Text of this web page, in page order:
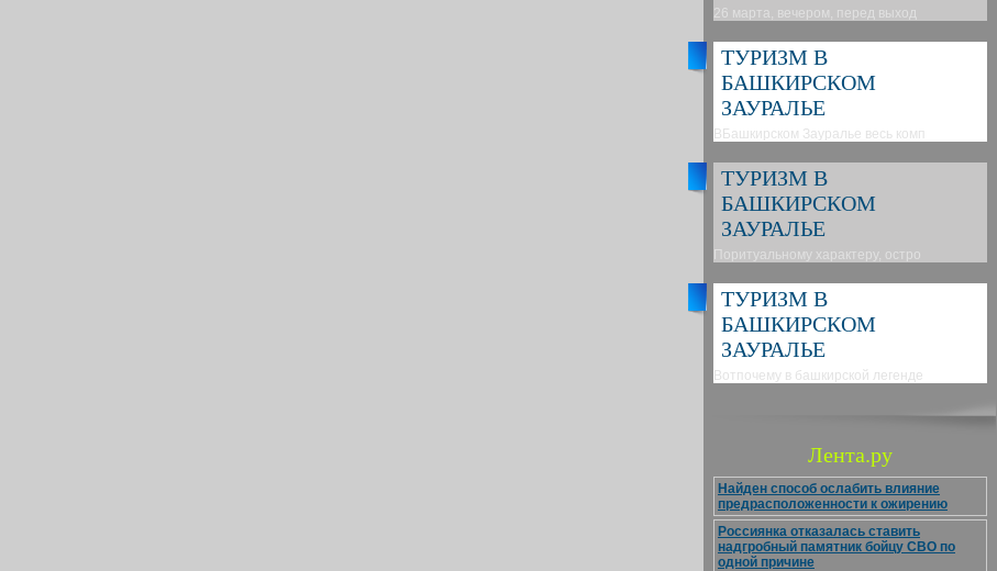
26 марта, вечером, перед выход
ТУРИЗМ В
БАШКИРСКОМ
ЗАУРАЛЬЕ
ВБашкирском Зауралье весь комп
ТУРИЗМ В
БАШКИРСКОМ
ЗАУРАЛЬЕ
Поритуальному характеру, остро
ТУРИЗМ В
БАШКИРСКОМ
ЗАУРАЛЬЕ
Вотпочему в башкирской легенде
Лента.ру
Найден способ ослабить влияние
предрасположенности к ожирению
Россиянка отказалась ставить
надгробный памятник бойцу СВО по
одной причине